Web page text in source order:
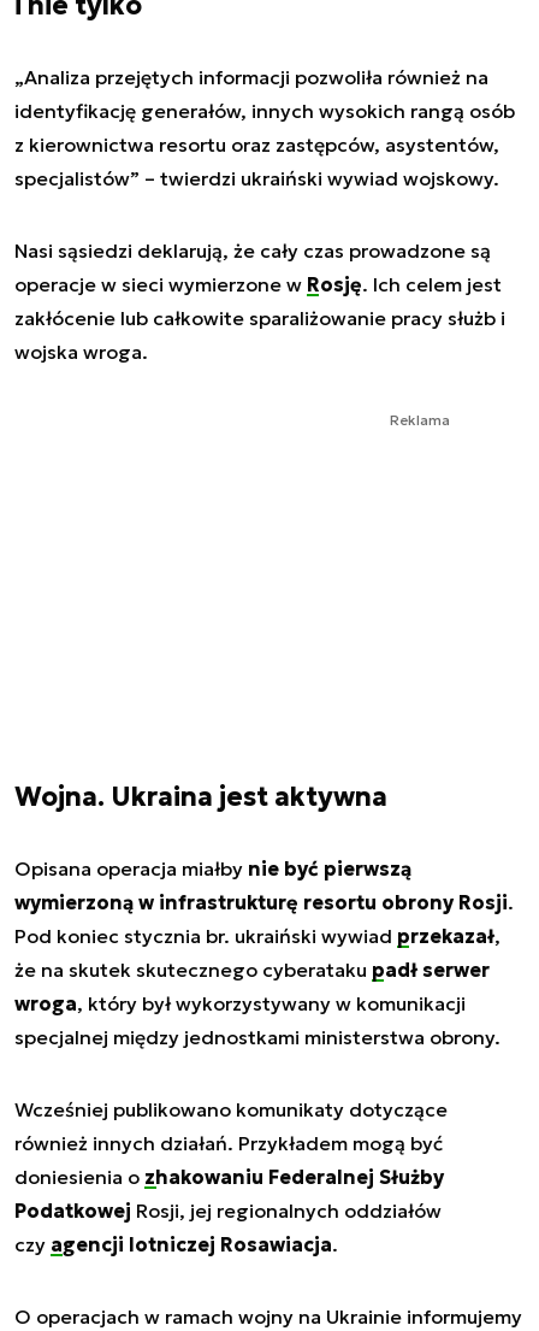
„Analiza przejętych informacji pozwoliła również na
identyfikację generałów, innych wysokich rangą osób
z kierownictwa resortu oraz zastępców, asystentów,
specjalistów” – twierdzi ukraiński wywiad wojskowy.
Nasi sąsiedzi deklarują, że cały czas prowadzone są
operacje w sieci wymierzone w Rosję. Ich celem jest
zakłócenie lub całkowite sparaliżowanie pracy służb i
wojska wroga.
Reklama
Wojna. Ukraina jest aktywna
Opisana operacja miałby nie być pierwszą
wymierzoną w infrastrukturę resortu obrony Rosji.
Pod koniec stycznia br. ukraiński wywiad przekazał,
że na skutek skutecznego cyberataku padł serwer
wroga, który był wykorzystywany w komunikacji
specjalnej między jednostkami ministerstwa obrony.
Wcześniej publikowano komunikaty dotyczące
również innych działań. Przykładem mogą być
doniesienia o zhakowaniu Federalnej Służby
Podatkowej Rosji, jej regionalnych oddziałów
czy agencji lotniczej Rosawiacja.
O operacjach w ramach wojny na Ukrainie informujemy